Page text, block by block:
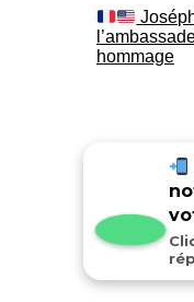
hommage